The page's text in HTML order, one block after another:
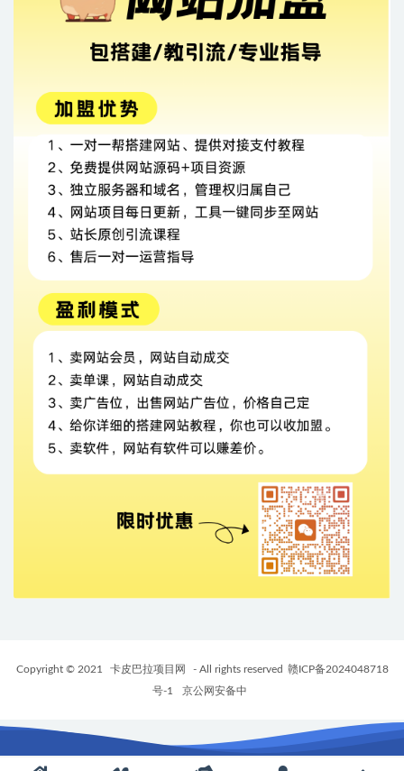
Copyright © 2021 卡皮巴拉项目网 - All rights reserved
赣ICP备2024048718
号-1
京公网安备中